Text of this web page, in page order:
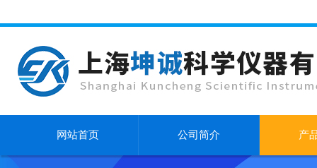
网站首页 公司简介 产